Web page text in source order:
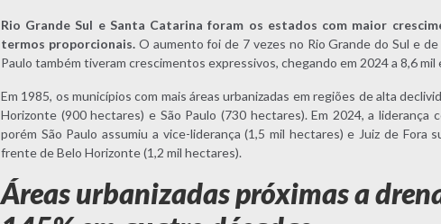
Rio Grande Sul e Santa Catarina foram os estados com maior
termos proporcionais.O aumento foi de 7 vezes no Rio Grande do Sul e
Paulo também tiveram crescimentos expressivos, chegando em 2024 a 8,6
Em 1985, os municípios com mais áreas urbanizadas em regiões de alta
Horizonte (900 hectares) e São Paulo (730 hectares). Em 2024, a liderança
porém São Paulo assumiu a vice-liderança (1,5 mil hectares) e Juiz de Fora
frente de Belo Horizonte (1,2 mil hectares).
Áreas urbanizadas próximas a